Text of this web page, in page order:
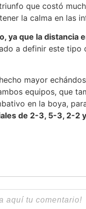
que costó
la calma en las
que la distancia
a definir este
mayor
equipos, que
en la boya,
de 2-3, 5-3, 2-2